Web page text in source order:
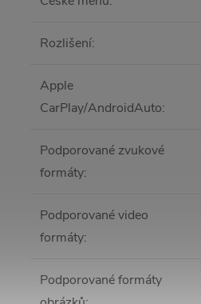
Rozlišení:
Apple
CarPlay/AndroidAuto:
Podporované zvukové
formáty:
Podporované video
formáty:
Podporované formáty